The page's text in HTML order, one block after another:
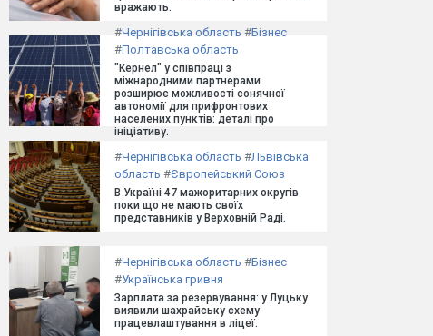
вражають.
#Чернігівська область #Бізнес
#Полтавська область
"Кернел" у співпраці з
міжнародними партнерами
розширює можливості сонячної
автономії для прифронтових
населених пунктів: деталі про
ініціативу.
#Чернігівська область #Львівська
область #Європейський Союз
В Україні 47 мажоритарних округів
поки що не мають своїх
представників у Верховній Раді.
#Чернігівська область #Бізнес
#Українська гривня
Зарплата за резервування: у Луцьку
виявили шахрайську схему
працевлаштування в ліцеї.